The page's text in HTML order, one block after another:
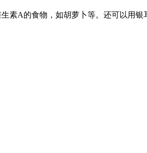
素A的食物，如胡萝卜等。还可以用